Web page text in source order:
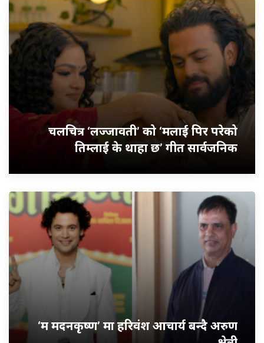
चलचित्र ‘लज्जावती’ को ‘मलाई पिर परेको
तिम्लाई के थाहा छ’ गीत सार्वजनिक
‘म मदनकृष्ण’ मा हरिवंश आचार्य बन्दै अरुण